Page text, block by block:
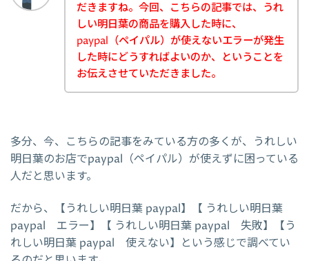
だきますね。今回、こちらの記事では、うれ
しい明日葉の商品を購入した時に、
paypal（ペイパル）が使えないエラーが発生
した時にどうすればよいのか、ということを
お伝えさせていただきました。
多分、今、こちらの記事をみている方の多くが、うれしい
明日葉のお店でpaypal（ペイパル）が使えずに困っている
人だと思います。
だから、【うれしい明日葉 paypal】【 うれしい明日葉
paypal エラー】【 うれしい明日葉 paypal 失敗】【う
れしい明日葉 paypal 使えない】という感じで調べてい